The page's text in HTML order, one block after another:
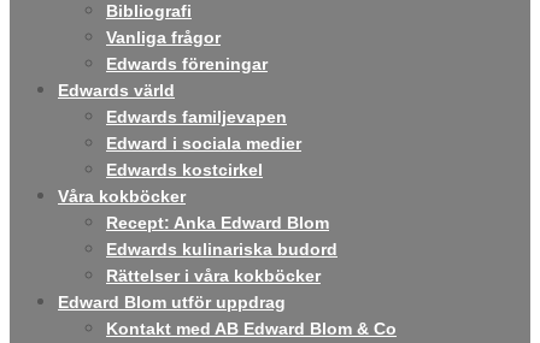
Bibliografi
Vanliga frågor
Edwards föreningar
Edwards värld
Edwards familjevapen
Edward i sociala medier
Edwards kostcirkel
Våra kokböcker
Recept: Anka Edward Blom
Edwards kulinariska budord
Rättelser i våra kokböcker
Edward Blom utför uppdrag
Kontakt med AB Edward Blom & Co